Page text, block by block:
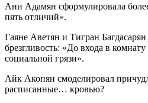
Ани Адамян сформулировала
пять отличий».
Гаяне Аветян и Тигран
брезгливость: «До входа в
социальной грязи».
Айк Акопян смоделировал
расписанные… кровью?